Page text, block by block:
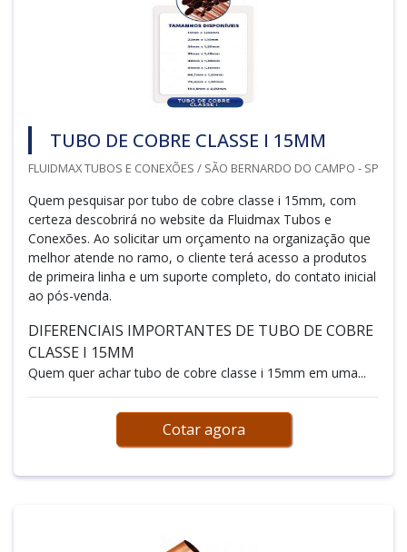
TUBO DE COBRE CLASSE I 15MM
FLUIDMAX TUBOS E CONEXÕES / SÃO BERNARDO DO CAMPO - SP
Quem pesquisar por tubo de cobre classe i 15mm, com
certeza descobrirá no website da Fluidmax Tubos e
Conexões. Ao solicitar um orçamento na organização que
melhor atende no ramo, o cliente terá acesso a produtos
de primeira linha e um suporte completo, do contato inicial
ao pós-venda.
DIFERENCIAIS IMPORTANTES DE TUBO DE COBRE
CLASSE I 15MM
Quem quer achar tubo de cobre classe i 15mm em uma...
Cotar agora